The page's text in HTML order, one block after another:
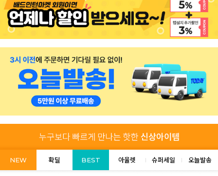
NEW 확딜 BEST 아울렛 슈퍼세일 오늘발송